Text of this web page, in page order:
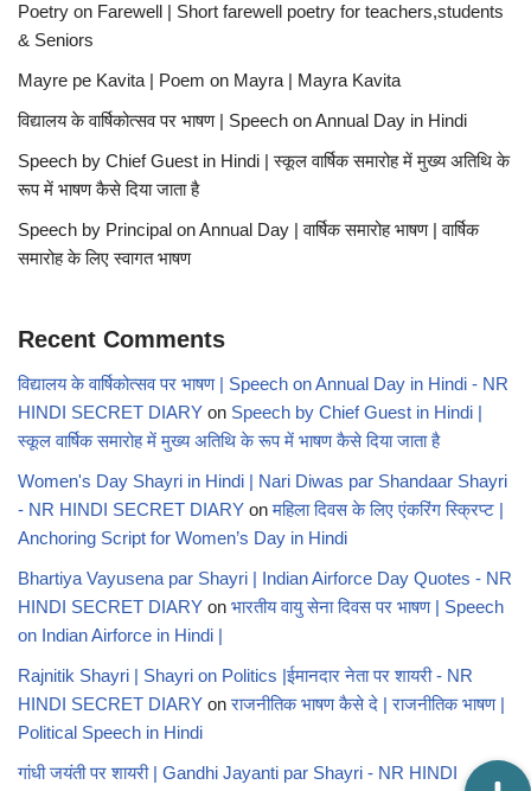
Poetry on Farewell | Short farewell poetry for teachers,students
& Seniors
Mayre pe Kavita | Poem on Mayra | Mayra Kavita
विद्यालय के वार्षिकोत्सव पर भाषण | Speech on Annual Day in Hindi
Speech by Chief Guest in Hindi | स्कूल वार्षिक समारोह में मुख्य अतिथि के
रूप में भाषण कैसे दिया जाता है
Speech by Principal on Annual Day | वार्षिक समारोह भाषण | वार्षिक
समारोह के लिए स्वागत भाषण
Recent Comments
विद्यालय के वार्षिकोत्सव पर भाषण | Speech on Annual Day in Hindi - NR
HINDI SECRET DIARY on Speech by Chief Guest in Hindi |
स्कूल वार्षिक समारोह में मुख्य अतिथि के रूप में भाषण कैसे दिया जाता है
Women's Day Shayri in Hindi | Nari Diwas par Shandaar Shayri
- NR HINDI SECRET DIARY onमहिला दिवस के लिए एंकरिंग स्क्रिप्ट |
Anchoring Script for Women’s Day in Hindi
Bhartiya Vayusena par Shayri | Indian Airforce Day Quotes - NR
HINDI SECRET DIARY on भारतीय वायु सेना दिवस पर भाषण | Speech
on Indian Airforce in Hindi |
Rajnitik Shayri | Shayri on Politics |ईमानदार नेता पर शायरी - NR
HINDI SECRET DIARY onराजनीतिक भाषण कैसे दे | राजनीतिक भाषण |
Political Speech in Hindi
गांधी जयंती पर शायरी | Gandhi Jayanti par Shayri - NR HINDI